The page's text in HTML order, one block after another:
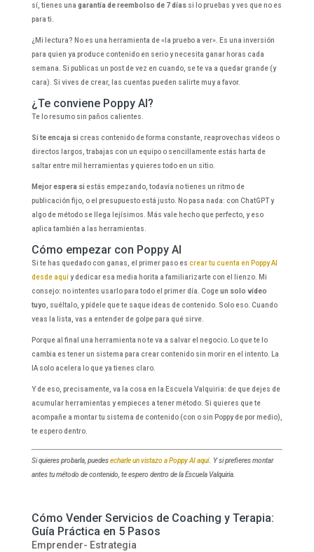
sí, tienes una garantía de reembolso de 7 díassi lo pruebas y ves que no es
para ti.
¿Mi lectura? No es una herramienta de «la pruebo a ver». Es una inversión
para quien ya produce contenido en serio y necesita ganar horas cada
semana. Si publicas un post de vez en cuando, se te va a quedar grande (y
cara). Si vives de crear, las cuentas pueden salirte muy a favor.
¿Te conviene Poppy AI?
Te lo resumo sin paños calientes.
Sí te encaja si creas contenido de forma constante, reaprovechas vídeos o
directos largos, trabajas con un equipo o sencillamente estás harta de
saltar entre mil herramientas y quieres todo en un sitio.
Mejor espera si estás empezando, todavía no tienes un ritmo de
publicación fijo, o el presupuesto está justo. No pasa nada: con ChatGPT y
algo de método se llega lejísimos. Más vale hecho que perfecto, y eso
aplica también a las herramientas.
Cómo empezar con Poppy AI
Si te has quedado con ganas, el primer paso es crear tu cuenta en Poppy AI
desde aquíy dedicar esa media horita a familiarizarte con el lienzo. Mi
consejo: no intentes usarlo para todo el primer día. Cogeun solo vídeo
tuyo , suéltalo, y pídele que te saque ideas de contenido. Solo eso. Cuando
veas la lista, vas a entender de golpe para qué sirve.
Porque al final una herramienta no te va a salvar el negocio. Lo que te lo
cambia es tener un sistema para crear contenido sin morir en el intento. La
IA solo acelera lo que ya tienes claro.
Y de eso, precisamente, va la cosa en la Escuela Valquiria: de que dejes de
acumular herramientas y empieces a tener método. Si quieres que te
acompañe a montar tu sistema de contenido (con o sin Poppy de por medio),
te espero dentro.
Si quieres probarla, puedesecharle un vistazo a Poppy AI aquí. Y si prefieres montar
antes tu método de contenido, te espero dentro de la Escuela Valquiria.
Cómo Vender Servicios de Coaching y Terapia:
Guía Práctica en 5 Pasos
Emprender- Estrategia